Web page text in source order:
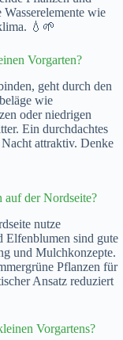
wie
💧🌱
Vorgarten?
geht durch den
wie
oder niedrigen
Ein durchdachtes
attraktiv. Denke
auf der Nordseite?
nutze
Elfenblumen sind gute
und Mulchkonzepte.
Pflanzen für
Ansatz reduziert
Vorgartens?